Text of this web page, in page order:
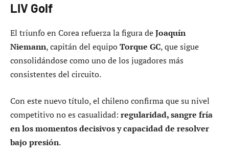
LIV Golf
El triunfo en Corea refuerza la figura deJoaquín
Niemann, capitán del equipoTorque GC, que sigue
consolidándose como uno de los jugadores más
consistentes del circuito.
Con este nuevo título, el chileno confirma que su nivel
competitivo no es casualidad: regularidad, sangre fría
en los momentos decisivos y capacidad de resolver
bajo presión.